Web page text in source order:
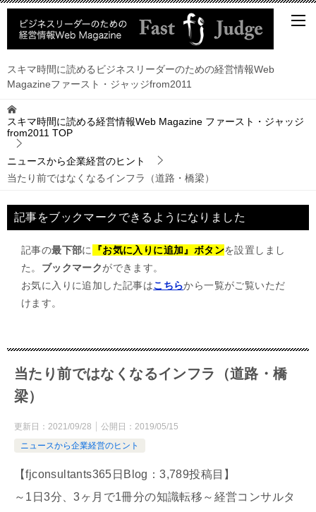
スキマ時間に読めるビジネスリーダーのための経営情報Web
Magazineファースト・ジャッジfrom2011
スキマ時間に読める経営情報Web Magazine ファースト・ジャッジ
from2011 TOP
ニュースから企業経営のヒント
当たり前ではなくなるインフラ（道路・橋梁）
記事をブックマークできるようになりました
記事の最下部に 『お気に入りに追加』ボタンを設置しまし
た。 ブックマークができます。
お気に入りに追加した記事はこちらから一覧がご覧いただ
けます。
当たり前ではなくなるインフラ（道路・橋
梁）
更新日： 2021/09/28 公開日： 2019/05/15
ニュースから企業経営のヒント
【fjconsultants365日Blog：3,789投稿目】
～1日3分、3ヶ月で1冊分の知識転移～経営コンサルタ